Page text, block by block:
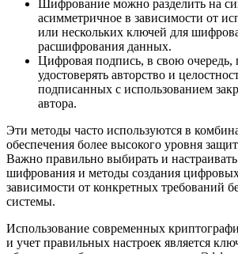
Шифрование можно разделить на
асимметричное в зависимости от
или нескольких ключей для
расшифрования данных.
Цифровая подпись, в свою очередь,
удостоверять авторство и
подписанных с использованием
автора.
Эти методы часто используются в
обеспечения более высокого уровня
Важно правильно выбирать и
шифрования и методы создания
зависимости от конкретных требований
системы.
Использование современных
и учет правильных настроек является